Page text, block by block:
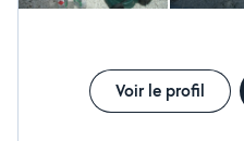
Voir le profil